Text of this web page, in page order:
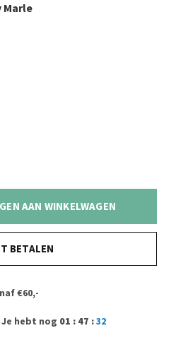
Marle
AAN WINKELWAGEN
BETALEN
€60,-
Je hebt nog 01 : 47 :32